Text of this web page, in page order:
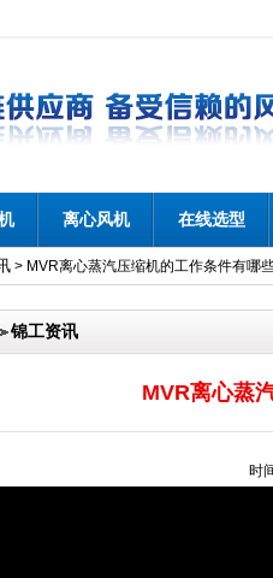
离心风机 在线选型
> MVR离心蒸汽压缩机的工作条件有哪
锦工资讯
MVR离心蒸
时